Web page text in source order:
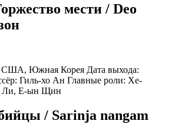
мести / Deo
США, Южная Корея Дата выхода:
Гиль-хо Ан Главные роли: Хе-
Ли, Е-ын Щин
/ Sarinja nangam